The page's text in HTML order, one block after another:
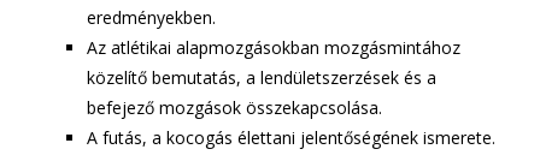
eredményekben.
Az atlétikai alapmozgásokban mozgásmintához
közelítő bemutatás, a lendületszerzések és a
befejező mozgások összekapcsolása.
A futás, a kocogás élettani jelentőségének ismerete.